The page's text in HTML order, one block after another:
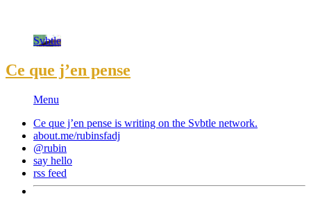
Svbtle
Ce que j’en pense
Menu
Ce que j’en pense is writing on the Svbtle network.
about.me/rubinsfadj
@rubin
say hello
rss feed